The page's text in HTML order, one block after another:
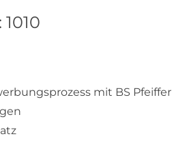
mit BS Pfeiffer